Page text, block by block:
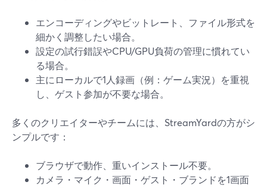
エンコーディングやビットレート、ファイル形式を
細かく調整したい場合。
設定の試行錯誤やCPU/GPU負荷の管理に慣れてい
る場合。
主にローカルで1人録画（例：ゲーム実況）を重視
し、ゲスト参加が不要な場合。
多くのクリエイターやチームには、StreamYardの方がシ
ンプルです：
ブラウザで動作、重いインストール不要。
カメラ・マイク・画面・ゲスト・ブランドを1画面